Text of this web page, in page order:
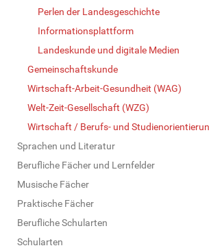
Perlen der Landesgeschichte
Informationsplattform
Landeskunde und digitale Medien
Gemeinschaftskunde
Wirtschaft-Arbeit-Gesundheit (WAG)
Welt-Zeit-Gesellschaft (WZG)
Wirtschaft / Berufs- und
Sprachen und Literatur
Berufliche Fächer und Lernfelder
Musische Fächer
Praktische Fächer
Berufliche Schularten
Schularten